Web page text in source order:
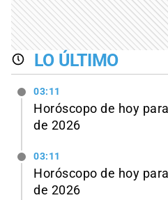
LO ÚLTIMO
03:11
Horóscopo de hoy
de 2026
03:11
Horóscopo de hoy
de 2026